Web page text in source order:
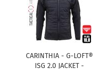
CARINTHIA - G-LOFT®
ISG 2.0 JACKET -